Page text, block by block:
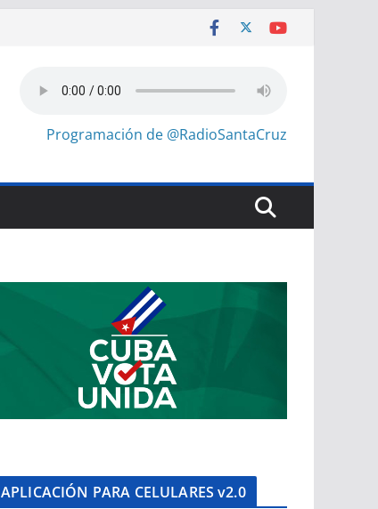
Programación de @RadioSantaCruz
APLICACIÓN PARA CELULARES v2.0